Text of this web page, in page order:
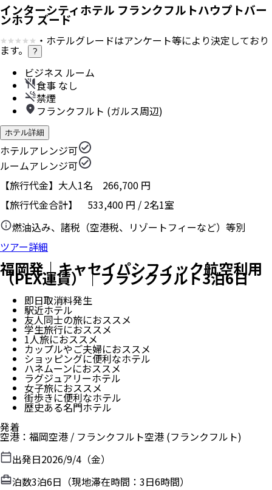
インターシティホテル フランクフルトハウプトバー
ンホフ ズード
・ホテルグレードはアンケート等により決定しており
ます。 ?
ビジネス ルーム
食事 なし
禁煙
フランクフルト (ガルス周辺)
ホテル詳細
ホテルアレンジ可
ルームアレンジ可
【旅行代金】大人1名 266,700 円
【旅行代金合計】 533,400 円 / 2名1室
燃油込み、諸税（空港税、リゾートフィーなど）等別
ツアー詳細
福岡発｜キャセイパシフィック航空利用
（PEX運賃）｜フランクフルト3泊6日
即日取消料発生
駅近ホテル
友人同士の旅におススメ
学生旅行におススメ
1人旅におススメ
カップルやご夫婦におススメ
ショッピングに便利なホテル
ハネムーンにおススメ
ラグジュアリーホテル
女子旅におススメ
街歩きに便利なホテル
歴史ある名門ホテル
発着
空港 ： 福岡空港 / フランクフルト空港 (フランクフルト)
出発日2026/9/4（金）
泊数3泊6日（現地滞在時間： 3日6時間）